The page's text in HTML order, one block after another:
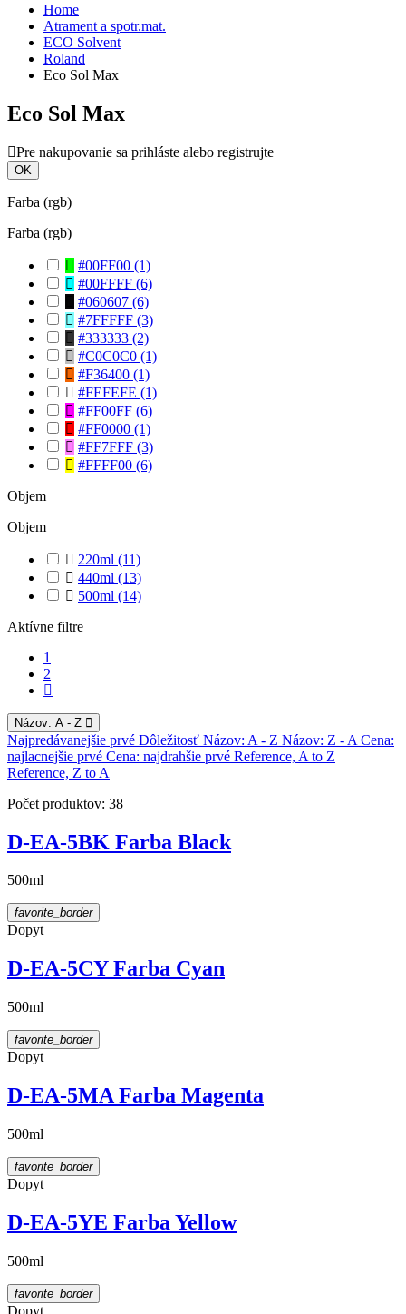
Home
Atrament a spotr.mat.
ECO Solvent
Roland
Eco Sol Max
Eco Sol Max
Pre nakupovanie sa prihláste alebo registrujte
OK
Farba (rgb)
Farba (rgb)
#00FF00 (1)
#00FFFF (6)
#060607 (6)
#7FFFFF (3)
#333333 (2)
#C0C0C0 (1)
#F36400 (1)
#FEFEFE (1)
#FF00FF (6)
#FF0000 (1)
#FF7FFF (3)
#FFFF00 (6)
Objem
Objem
220ml (11)
440ml (13)
500ml (14)
Aktívne filtre
1
2
Názov: A - Z
Najpredávanejšie prvé Dôležitosť Názov: A - Z Názov: Z - A Cena:
najlacnejšie prvé Cena: najdrahšie prvé Reference, A to Z
Reference, Z to A
Počet produktov: 38
D-EA-5BK Farba Black
500ml
favorite_border
Dopyt
D-EA-5CY Farba Cyan
500ml
favorite_border
Dopyt
D-EA-5MA Farba Magenta
500ml
favorite_border
Dopyt
D-EA-5YE Farba Yellow
500ml
favorite_border
Dopyt